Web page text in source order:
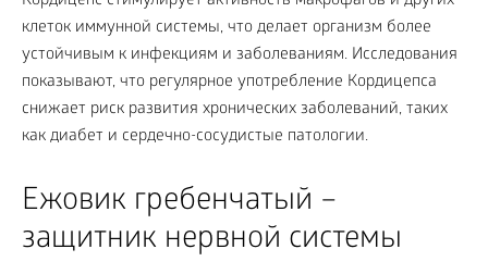
клеток иммунной системы, что делает организм более
устойчивым к инфекциям и заболеваниям. Исследования
показывают, что регулярное употребление Кордицепса
снижает риск развития хронических заболеваний, таких
как диабет и сердечно-сосудистые патологии.
Ежовик гребенчатый –
защитник нервной системы